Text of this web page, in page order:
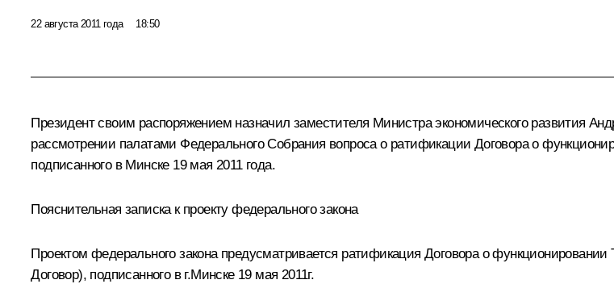
22 августа 2011 года 18:50
Президент своим распоряжением назначил заместителя Министра экономического развития
рассмотрении палатами Федерального Собрания вопроса о ратификации Договора о
подписанного в Минске 19 мая 2011 года.
Пояснительная записка к проекту федерального закона
Проектом федерального закона предусматривается ратификация Договора о функционировании
Договор), подписанного в г.Минске 19 мая 2011г.